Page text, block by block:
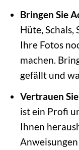
Bringen Sie
Hüte, Schals,
Ihre Fotos
machen.
gefällt und
Vertrauen
ist ein Profi
Ihnen